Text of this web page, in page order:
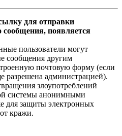
для отправки
сообщения, появляется
пользователи могут
сообщения другим
почтовую форму (если
разрешена администрацией).
злоупотреблений
системы анонимными
для защиты электронных
кражи.